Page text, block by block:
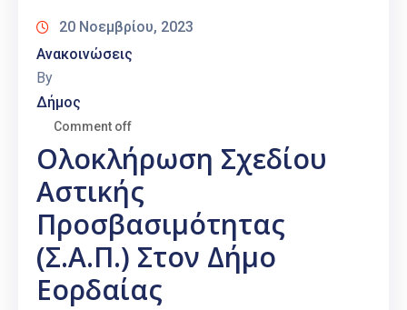
20 Νοεμβρίου, 2023
Ανακοινώσεις
By
Δήμος
Comment off
Ολοκλήρωση Σχεδίου
Αστικής
Προσβασιμότητας
(Σ.Α.Π.) Στον Δήμο
Εορδαίας